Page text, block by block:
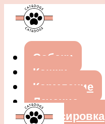
Собаки
Кошки
Кормление
Лечение
Дрессировка